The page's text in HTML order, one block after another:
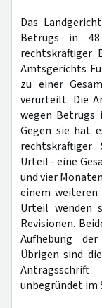
Das
Betrugs in
rechtskräftiger
Amtsgerichts
zu einer
verurteilt. Die
wegen Betrugs
Gegen sie hat
rechtskräftiger
Urteil - eine
und vier
einem weiteren
Urteil wenden
Revisionen.
Aufhebung
Übrigen sind
unbegründet im